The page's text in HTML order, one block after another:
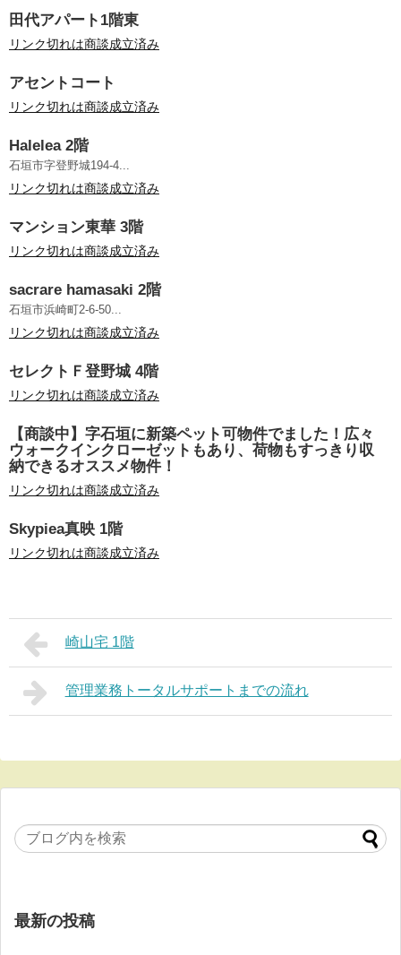
田代アパート1階東
リンク切れは商談成立済み
アセントコート
リンク切れは商談成立済み
Halelea 2階
石垣市字登野城194-4...
リンク切れは商談成立済み
マンション東華 3階
リンク切れは商談成立済み
sacrare hamasaki 2階
石垣市浜崎町2-6-50...
リンク切れは商談成立済み
セレクトＦ登野城 4階
リンク切れは商談成立済み
【商談中】字石垣に新築ペット可物件でました！広々
ウォークインクローゼットもあり、荷物もすっきり収
納できるオススメ物件！
リンク切れは商談成立済み
Skypiea真映 1階
リンク切れは商談成立済み
崎山宅 1階
管理業務トータルサポートまでの流れ
最新の投稿